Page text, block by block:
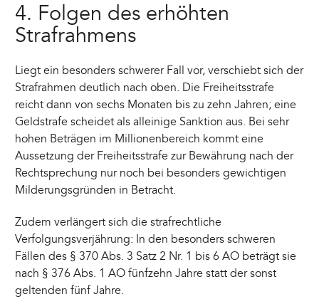
4. Folgen des erhöhten
Strafrahmens
Liegt ein besonders schwerer Fall vor, verschiebt sich der
Strafrahmen deutlich nach oben. Die Freiheitsstrafe
reicht dann von sechs Monaten bis zu zehn Jahren; eine
Geldstrafe scheidet als alleinige Sanktion aus. Bei sehr
hohen Beträgen im Millionenbereich kommt eine
Aussetzung der Freiheitsstrafe zur Bewährung nach der
Rechtsprechung nur noch bei besonders gewichtigen
Milderungsgründen in Betracht.
Zudem verlängert sich die strafrechtliche
Verfolgungsverjährung: In den besonders schweren
Fällen des § 370 Abs. 3 Satz 2 Nr. 1 bis 6 AO beträgt sie
nach § 376 Abs. 1 AO fünfzehn Jahre statt der sonst
geltenden fünf Jahre.